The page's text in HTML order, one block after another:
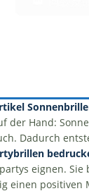
der Hand:
Dadurch
eignen. Sie
einen